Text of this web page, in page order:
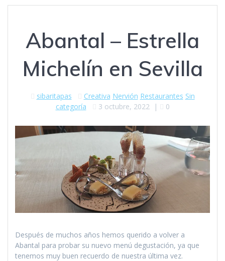
Abantal – Estrella
Michelín en Sevilla
sibaritapas Creativa Nervión Restaurantes Sin
categoría
3 octubre, 2022 | 0
Después de muchos años hemos querido a volver a
Abantal para probar su nuevo menú degustación, ya que
tenemos muy buen recuerdo de nuestra última vez.